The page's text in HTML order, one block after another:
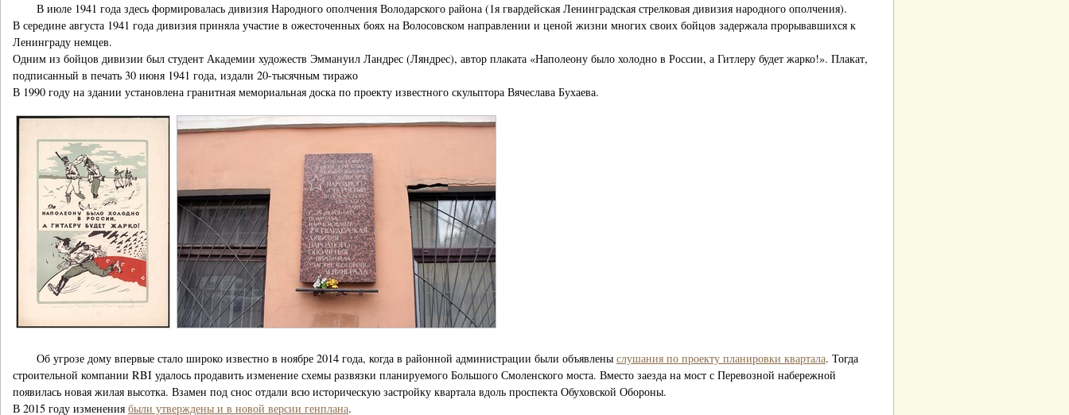
В июле 1941 года здесь формировалась дивизия Народного ополчения Володарского района (1я гвардейская Ленинградская стрелковая дивизия народного ополчения).
В середине августа 1941 года дивизия приняла участие в ожесточенных боях на Волосовском направлении и ценой жизни многих своих бойцов задержала прорывавшихся к
Ленинграду немцев.
Одним из бойцов дивизии был студент Академии художеств Эммануил Ландрес (Ляндрес), автор плаката «Наполеону было холодно в России, а Гитлеру будет жарко!». Плакат,
подписанный в печать 30 июня 1941 года, издали 20-тысячным тиражо
В 1990 году на здании установлена гранитная мемориальная доска по проекту известного скульптора Вячеслава Бухаева.
Об угрозе дому впервые стало широко известно в ноябре 2014 года, когда в районной администрации были объявлены слушания по проекту планировки квартала. Тогда
строительной компании RBI удалось продавить изменение схемы развязки планируемого Большого Смоленского моста. Вместо заезда на мост с Перевозной набережной
появилась новая жилая высотка. Взамен под снос отдали всю историческую застройку квартала вдоль проспекта Обуховской Обороны.
В 2015 году изменения были утверждены и в новой версии генплана.